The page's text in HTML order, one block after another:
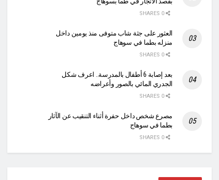
العثور على جثة شاب متوفى منذ يومين داخل
منزله بطما في سوهاج
بعد إصابة 6 أطفال بالمدرسة.. اعرف شكل
الجدري المائي بالصور وأعراضه
مصرع شخص داخل حفرة أثناء التنقيب عن الآثار
بطما في سوهاج